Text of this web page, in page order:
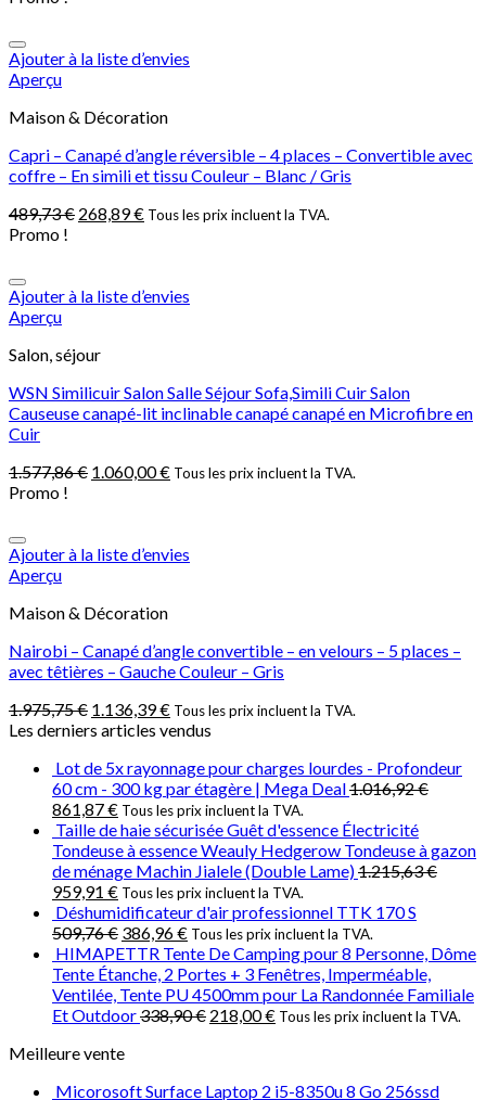
Ajouter à la liste d’envies
Aperçu
Maison & Décoration
Capri – Canapé d’angle réversible – 4 places – Convertible avec
coffre – En simili et tissu Couleur – Blanc / Gris
489,73€ 268,89€ Tous les prix incluent la TVA.
Promo !
Ajouter à la liste d’envies
Aperçu
Salon, séjour
WSN Similicuir Salon Salle Séjour Sofa,Simili Cuir Salon
Causeuse canapé-lit inclinable canapé canapé en Microfibre en
Cuir
1.577,86€ 1.060,00€ Tous les prix incluent la TVA.
Promo !
Ajouter à la liste d’envies
Aperçu
Maison & Décoration
Nairobi – Canapé d’angle convertible – en velours – 5 places –
avec têtières – Gauche Couleur – Gris
1.975,75€ 1.136,39€ Tous les prix incluent la TVA.
Les derniers articles vendus
Lot de 5x rayonnage pour charges lourdes - Profondeur
60 cm - 300 kg par étagère | Mega Deal1.016,92€
861,87€ Tous les prix incluent la TVA.
Taille de haie sécurisée Guêt d'essence Électricité
Tondeuse à essence Weauly Hedgerow Tondeuse à gazon
de ménage Machin Jialele (‎Double Lame)1.215,63€
959,91 € Tous les prix incluent la TVA.
Déshumidificateur d'air professionnel TTK 170 S
509,76€ 386,96€ Tous les prix incluent la TVA.
HIMAPETTR Tente De Camping pour 8 Personne, Dôme
Tente Étanche, 2 Portes + 3 Fenêtres, Imperméable,
Ventilée, Tente PU 4500mm pour La Randonnée Familiale
Et Outdoor338,90€ 218,00€ Tous les prix incluent la TVA.
Meilleure vente
Micorosoft Surface Laptop 2 i5-8350u 8 Go 256ssd